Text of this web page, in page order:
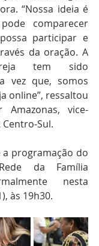
“Nossa ideia é
comparecer
participar e
da oração. A
tem sido
vez que, somos
online”, ressaltou
vice-
Sul.
programação do
da Família
nesta
às 19h30.